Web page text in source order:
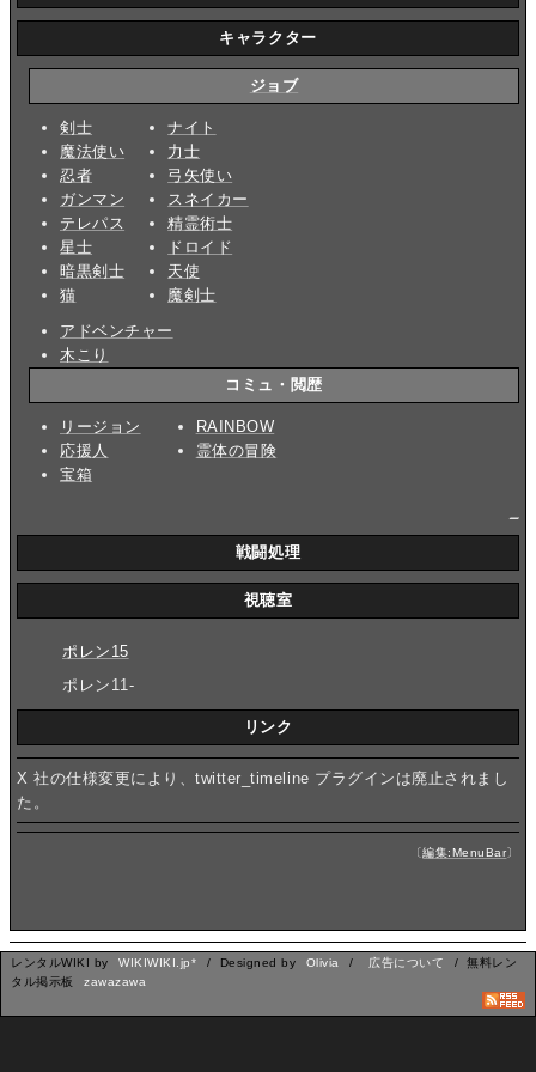
キャラクター
ジョブ
剣士
魔法使い
忍者
ガンマン
テレパス
星士
暗黒剣士
猫
ナイト
力士
弓矢使い
スネイカー
精霊術士
ドロイド
天使
魔剣士
アドベンチャー
木こり
コミュ・閲歴
リージョン
応援人
宝箱
RAINBOW
霊体の冒険
戦闘処理
視聴室
ポレン15
ポレン11-
リンク
X 社の仕様変更により、twitter_timeline プラグインは廃止されまし
た。
〔編集:MenuBar〕
レンタルWIKI by WIKIWIKI.jp* / Designed by Olivia / 広告について
/ 無料レン
タル掲示板
zawazawa